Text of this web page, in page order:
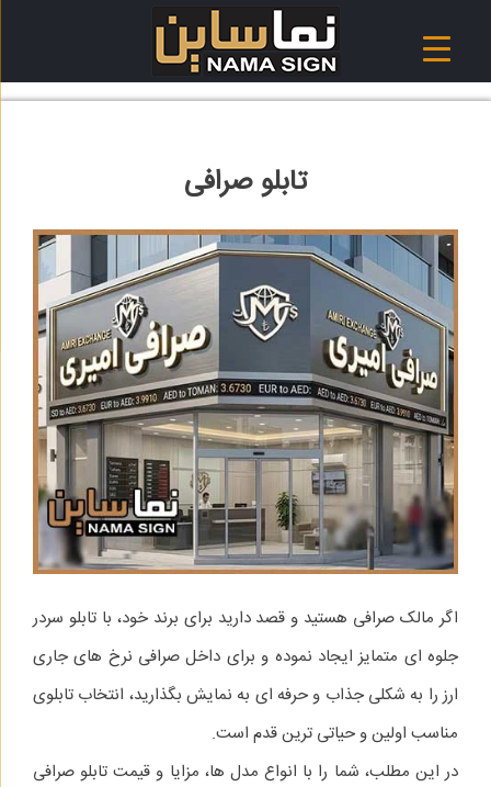
content
تابلو صرافی
اگر مالک صرافی هستید و قصد دارید برای برند خود، با تابلو سردر
جلوه‌ ای متمایز ایجاد نموده و برای داخل صرافی نرخ‌ های جاری
ارز را به شکلی جذاب و حرفه‌ ای به نمایش بگذارید، انتخاب تابلوی
مناسب اولین و حیاتی‌ ترین قدم است.
در این مطلب، شما را با انواع مدل‌ ها، مزایا و قیمت تابلو صرافی